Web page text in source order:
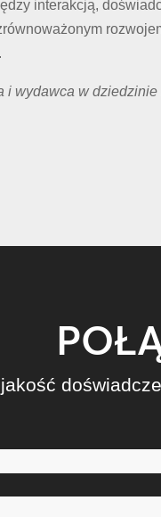
interakcją,
i wydawca w